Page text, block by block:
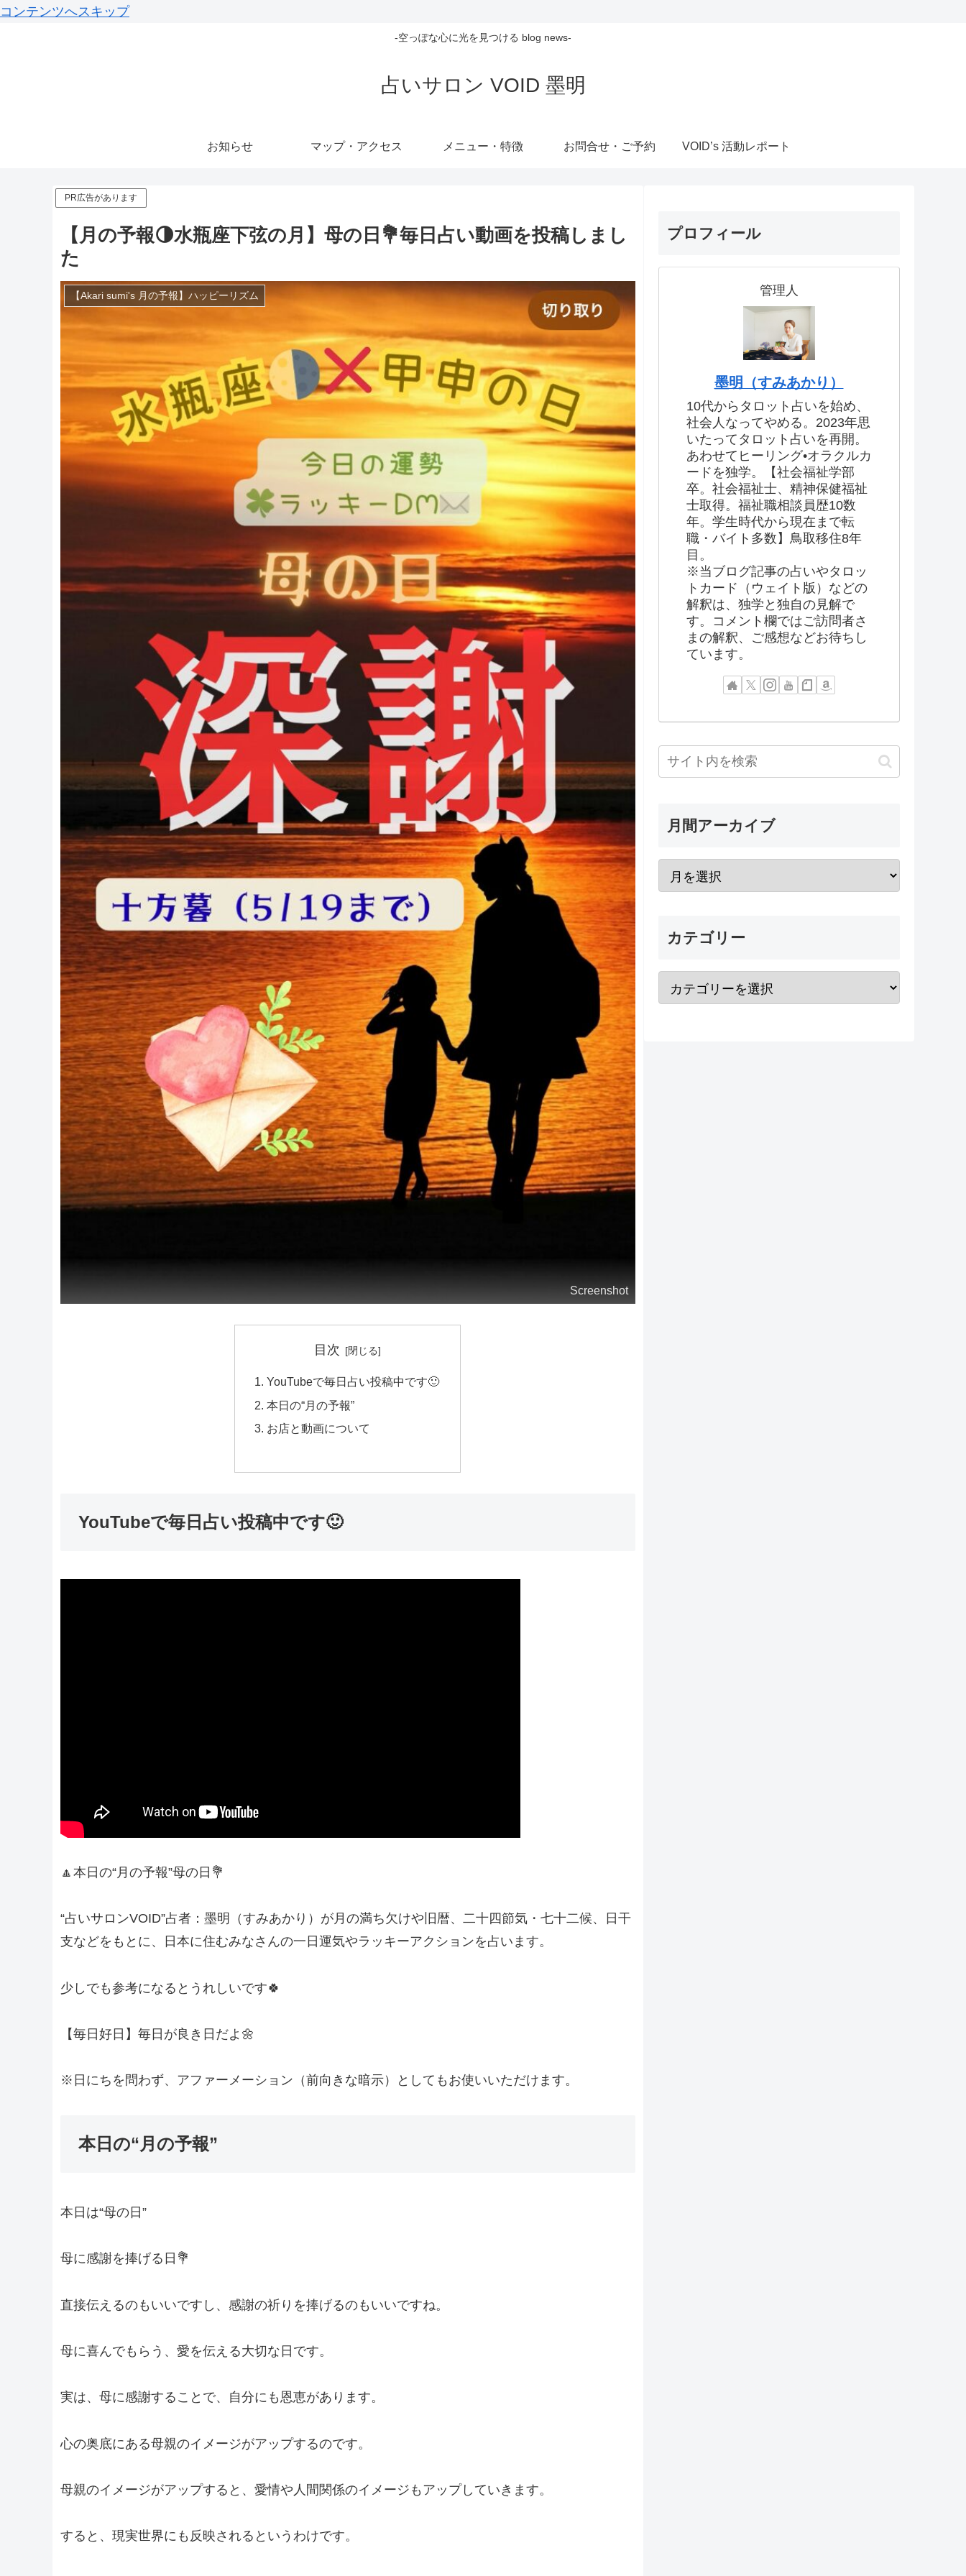
コンテンツへスキップ
-空っぽな心に光を見つける blog news-
占いサロン VOID 墨明
お知らせ マップ・アクセス メニュー・特徴 お問合せ・ご予約 VOID’s 活動レポート
PR広告があります
【月の予報🌗水瓶座下弦の月】母の日💐毎日占い動画を投稿しまし
た
【Akari sumi's 月の予報】ハッピーリズム
Screenshot
目次
​YouTubeで毎日占い投稿中です🙂
本日の“月の予報”
お店と動画について
​YouTubeで毎日占い投稿中です🙂
🔼本日の“月の予報”母の日💐
“占いサロンVOID”占者：墨明（すみあかり）が月の満ち欠けや旧暦、二十四節気・七十二候、日干
支などをもとに、日本に住むみなさんの一日運気やラッキーアクションを占います。
少しでも参考になるとうれしいです🍀
【毎日好日】毎日が良き日だよ🌼
※日にちを問わず、アファーメーション（前向きな暗示）としてもお使いいただけます。
本日の“月の予報”
本日は“母の日”
母に感謝を捧げる日💐
直接伝えるのもいいですし、感謝の祈りを捧げるのもいいですね。
母に喜んでもらう、愛を伝える大切な日です。
実は、母に感謝することで、自分にも恩恵があります。
心の奥底にある母親のイメージがアップするのです。
母親のイメージがアップすると、愛情や人間関係のイメージもアップしていきます。
すると、現実世界にも反映されるというわけです。
プロフィール
管理人
墨明（すみあかり）
10代からタロット占いを始め、
社会人なってやめる。2023年思
いたってタロット占いを再開。
あわせてヒーリング•オラクルカ
ードを独学。【社会福祉学部
卒。社会福祉士、精神保健福祉
士取得。福祉職相談員歴10数
年。学生時代から現在まで転
職・バイト多数】鳥取移住8年
目。
※当ブログ記事の占いやタロッ
トカード（ウェイト版）などの
解釈は、独学と独自の見解で
す。コメント欄ではご訪問者さ
まの解釈、ご感想などお待ちし
ています。
月間アーカイブ
カテゴリー